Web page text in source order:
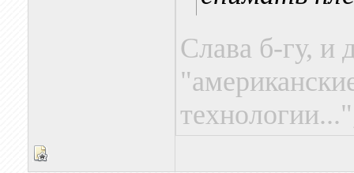
Слава б-гу, и